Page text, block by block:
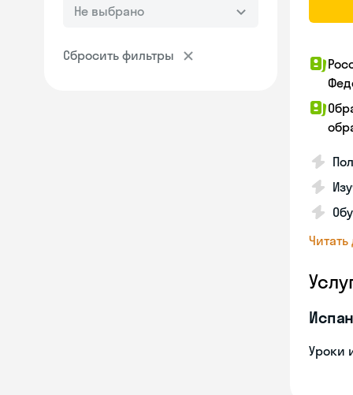
Не выбрано
Сбросить фильтры
Уроки